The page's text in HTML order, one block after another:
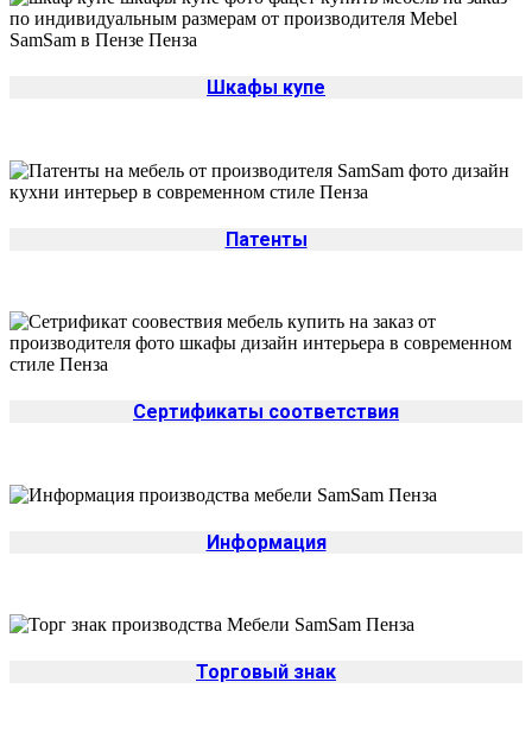
Шкафы купе
Патенты
Сертификаты соответствия
Информация
Торговый знак